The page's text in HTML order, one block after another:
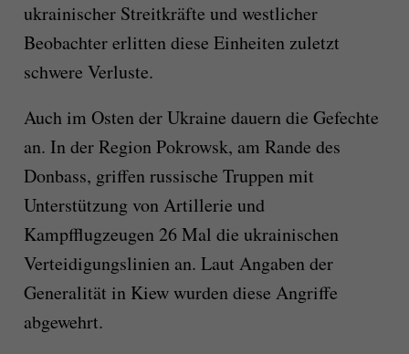
ukrainischer Streitkräfte und westlicher
Beobachter erlitten diese Einheiten zuletzt
schwere Verluste.
Auch im Osten der Ukraine dauern die Gefechte
an. In der Region Pokrowsk, am Rande des
Donbass, griffen russische Truppen mit
Unterstützung von Artillerie und
Kampfflugzeugen 26 Mal die ukrainischen
Verteidigungslinien an. Laut Angaben der
Generalität in Kiew wurden diese Angriffe
abgewehrt.